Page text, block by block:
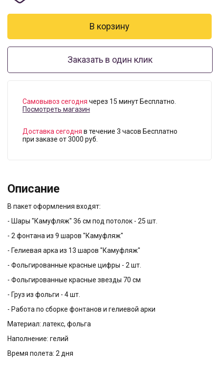
Заказать в один клик
Самовывоз сегодня через 15 минут Бесплатно.
Посмотреть магазин
Доставка сегодня в течение 3 часов Бесплатно
при заказе от 3000 руб.
Описание
В пакет оформления входят:
- Шары "Камуфляж" 36 см под потолок - 25 шт.
- 2 фонтана из 9 шаров "Камуфляж"
- Гелиевая арка из 13 шаров "Камуфляж"
- Фольгированные красные цифры - 2 шт.
- Фольгированные красные звезды 70 см
- Груз из фольги - 4 шт.
- Работа по сборке фонтанов и гелиевой арки
Материал: латекс, фольга
Наполнение: гелий
Время полета: 2 дня